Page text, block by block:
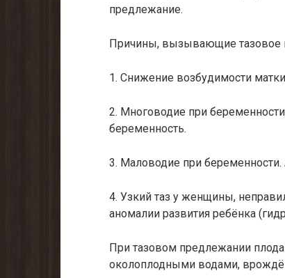
предлежание.
Причины, вызывающие тазовое
1. Снижение возбудимости
2. Многоводие при
беременность.
3. Маловодие при
4. Узкий таз у женщины,
аномалии развития ребёнка
При тазовом предлежании
околоплодными водами,